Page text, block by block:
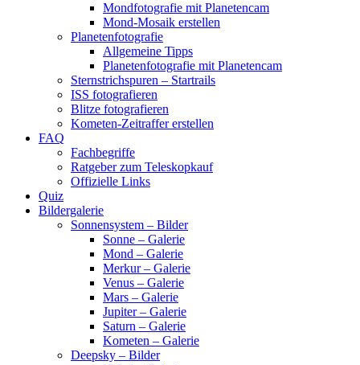
Mondfotografie mit Planetencam
Mond-Mosaik erstellen
Planetenfotografie
Allgemeine Tipps
Planetenfotografie mit Planetencam
Sternstrichspuren – Startrails
ISS fotografieren
Blitze fotografieren
Kometen-Zeitraffer erstellen
FAQ
Fachbegriffe
Ratgeber zum Teleskopkauf
Offizielle Links
Quiz
Bildergalerie
Sonnensystem – Bilder
Sonne – Galerie
Mond – Galerie
Merkur – Galerie
Venus – Galerie
Mars – Galerie
Jupiter – Galerie
Saturn – Galerie
Kometen – Galerie
Deepsky – Bilder